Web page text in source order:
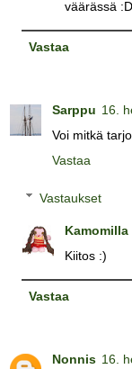
väärässä :D
Vastaa
Sarppu 16.
Voi mitkä
Vastaa
Vastaukset
Kamomilla
Kiitos :)
Vastaa
Nonnis 16.